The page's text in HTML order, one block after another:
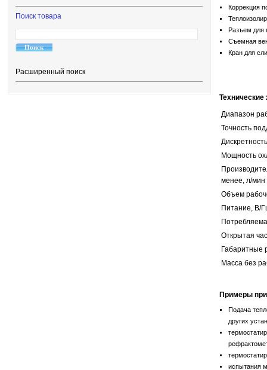
Поиск товара
Расширенный поиск
Коррекция
Разъем для
Съемная
Кран для
Технические
Диапазон
Точность
Мощность
менее, л/мин
Объем
Питание, В/
Открытая
Габаритные
Масса без
Примеры
Подача
других
испытания